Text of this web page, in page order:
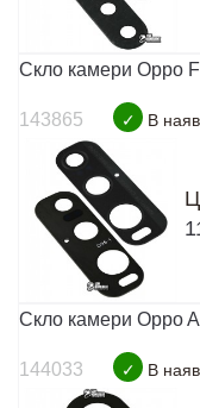
Скло камери Oppo
143865 ✓ В
Скло камери Oppo
144033 ✓ В